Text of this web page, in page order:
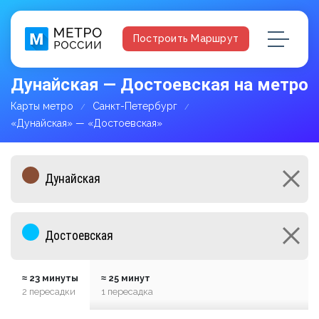
Построить Маршрут
Дунайская — Достоевская на метро
Карты метро
Санкт-Петербург
«Дунайская» — «Достоевская»
≈ 23 минуты
2 пересадки
≈ 25 минут
1 пересадка